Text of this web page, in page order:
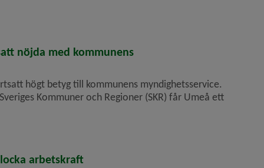
nöjda med kommunens
högt betyg till kommunens myndighetsservice.
Kommuner och Regioner (SKR) får Umeå ett
arbetskraft